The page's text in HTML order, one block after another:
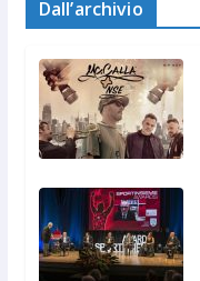
Dall’archivio